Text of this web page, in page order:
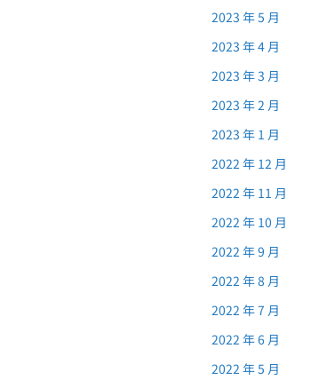
2023 年 5 月
2023 年 4 月
2023 年 3 月
2023 年 2 月
2023 年 1 月
2022 年 12 月
2022 年 11 月
2022 年 10 月
2022 年 9 月
2022 年 8 月
2022 年 7 月
2022 年 6 月
2022 年 5 月